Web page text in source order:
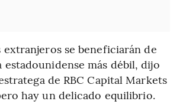
extranjeros se beneficiarán de
estadounidense más débil, dijo
de RBC Capital Markets
hay un delicado equilibrio.